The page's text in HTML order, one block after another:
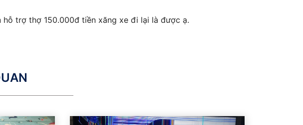
trợ thợ 150.000đ tiền xăng xe đi lại là được ạ.